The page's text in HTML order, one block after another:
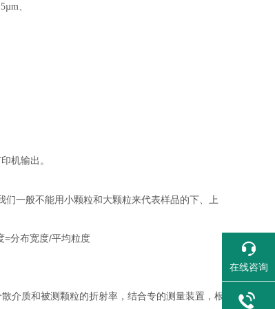
、
机输出。
一般不能用小颗粒和大颗粒来代表样品的下、上
=分布宽度/平均粒度
介质和被测颗粒的折射率，结合专的测量装置，根
在线咨询